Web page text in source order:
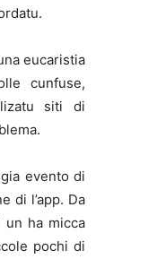
eucaristia
cunfuse,
siti di
evento di
di l’app. Da
un ha micca
pochi di